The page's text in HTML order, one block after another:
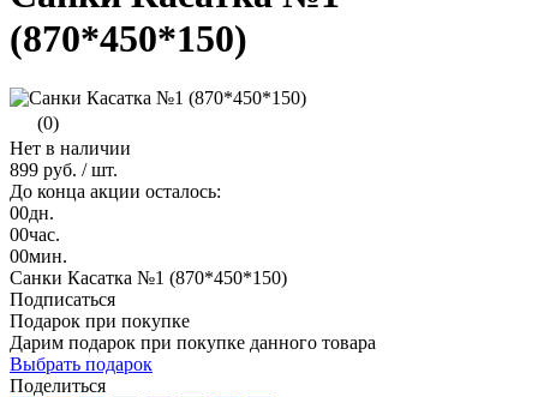
(870*450*150)
(0)
Нет в наличии
899 руб. / шт.
До конца акции осталось:
00дн.
00час.
00мин.
Санки Касатка №1 (870*450*150)
Подписаться
Подарок при покупке
Дарим подарок при покупке данного товара
Выбрать подарок
Поделиться